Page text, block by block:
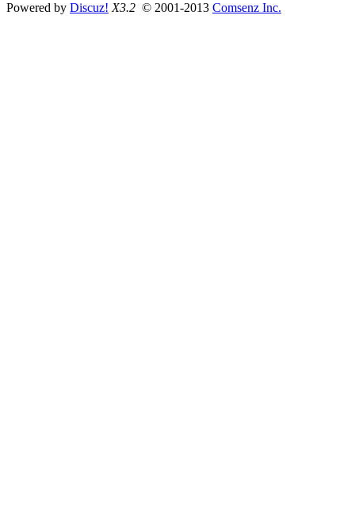
Powered by Discuz! X3.2 © 2001-2013 Comsenz Inc.